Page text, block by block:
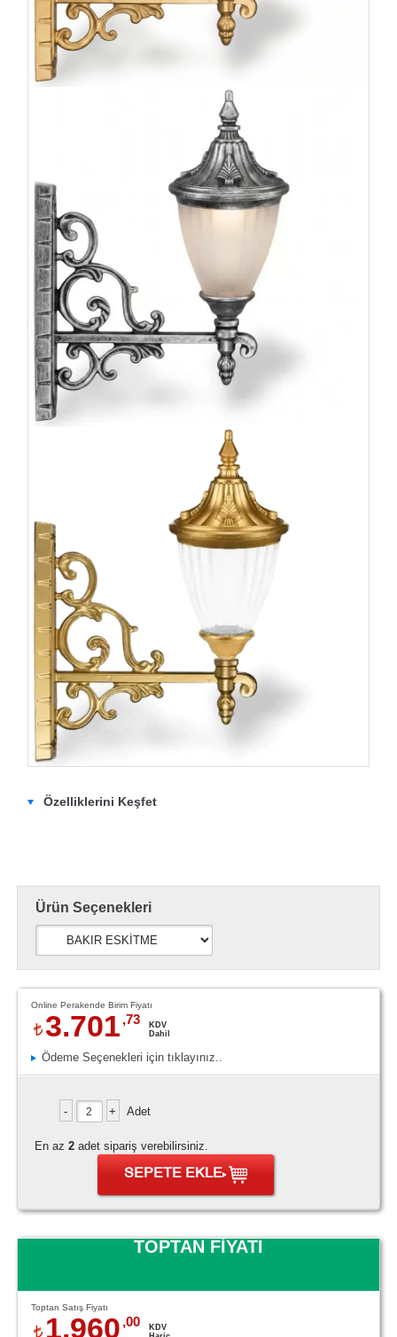
Özelliklerini Keşfet
Ürün Seçenekleri
Online Perakende Birim Fiyatı
3.701 ,73
KDV
Dahil
Ödeme Seçenekleri için tıklayınız..
Adet
En az 2adet sipariş verebilirsiniz.
SEPETE EKLE
TOPTAN FİYATI
Toptan Satış Fiyatı
1.960 ,00
KDV